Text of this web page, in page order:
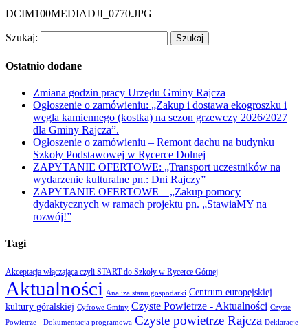
DCIM100MEDIADJI_0770.JPG
Szukaj:
Ostatnio dodane
Zmiana godzin pracy Urzędu Gminy Rajcza
Ogłoszenie o zamówieniu: „Zakup i dostawa ekogroszku i
węgla kamiennego (kostka) na sezon grzewczy 2026/2027
dla Gminy Rajcza”.
Ogłoszenie o zamówieniu – Remont dachu na budynku
Szkoły Podstawowej w Rycerce Dolnej
ZAPYTANIE OFERTOWE: „Transport uczestników na
wydarzenie kulturalne pn.: Dni Rajczy”
ZAPYTANIE OFERTOWE – „Zakup pomocy
dydaktycznych w ramach projektu pn. „StawiaMY na
rozwój!”
Tagi
Akceptacja włączająca czyli START do Szkoły w Rycerce Górnej
Aktualności Analiza stanu gospodarki Centrum europejskiej
kultury góralskiej Cyfrowe Gminy Czyste Powietrze - Aktualności Czyste
Powietrze - Dokumentacja programowa Czyste powietrze Rajcza Deklaracje